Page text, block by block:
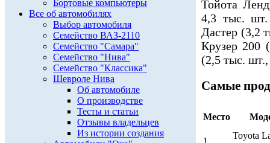
Бортовые компьютеры
Все об автомобилях
Выбор автомобиля
Семейство ВАЗ-2110
Семейство "Самара"
Семейство "Нива"
Семейство "Классика"
Шевроле Нива
Об автомобиле
О производстве
Тесты и статьи
Отзывы владельцев
Из истории создания
Тойота
4,3 тыс. шт.
Дастер (3,2
Крузер 200
(2,5 тыс.
Самые
Место
Toyota